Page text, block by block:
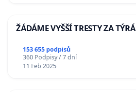
ŽÁDÁME VYŠŠÍ TRESTY ZA
153 655 podpisů
360 Podpisy / 7 dní
11 Feb 2025